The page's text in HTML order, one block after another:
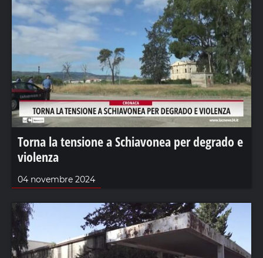
Torna la tensione a Schiavonea per degrado e
violenza
04 novembre 2024